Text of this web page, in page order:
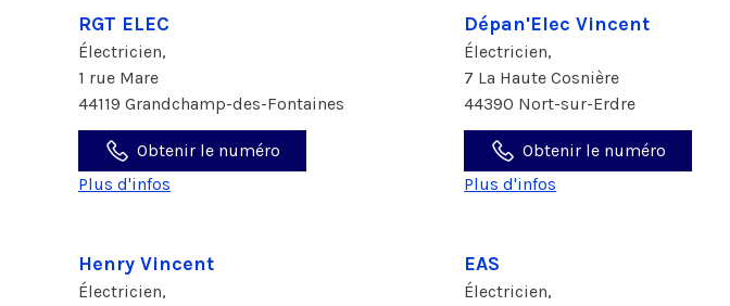
RGT ELEC
Électricien,
1 rue Mare
44119 Grandchamp-des-Fontaines
Obtenir le numéro
Plus d'infos
Dépan'Elec Vincent
Électricien,
7 La Haute Cosnière
44390 Nort-sur-Erdre
Obtenir le numéro
Plus d'infos
Henry Vincent
Électricien,
EAS
Électricien,